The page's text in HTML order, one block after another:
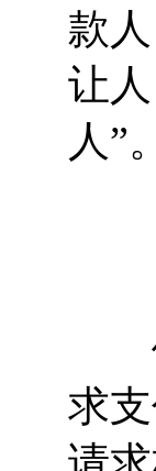
款
让
人”
四
依
求